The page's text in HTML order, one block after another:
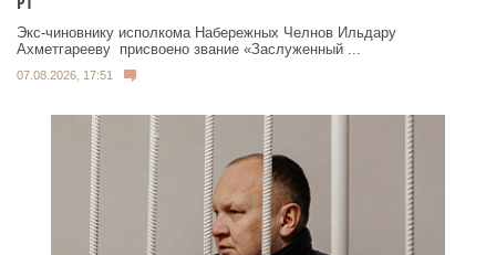
Экс‑чиновнику исполкома Набережных Челнов Ильдару
Ахметгарееву присвоено звание «Заслуженный ...
07.08.2026, 17:51